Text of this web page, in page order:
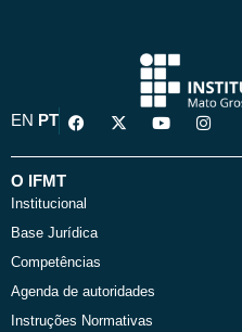
EN PT
F
a
e
o
k
X
-
w
Y
o
t
I
n
t
O IFMT
Institucional
Base Jurídica
Competências
Agenda de autoridades
Instruções Normativas